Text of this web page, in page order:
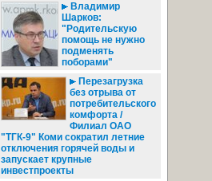
Владимир
Шарков:
"Родительскую
помощь не нужно
подменять
поборами"
Перезагрузка
без отрыва от
потребительского
комфорта /
Филиал ОАО
"ТГК-9" Коми сократил летние
отключения горячей воды и
запускает крупные
инвестпроекты